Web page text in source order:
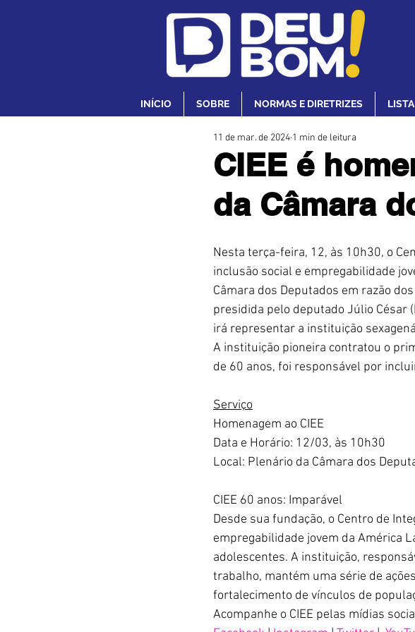
INÍCIO SOBRE NORMAS E DIRETRIZES
CIEE é
da Câmara
11 de mar. de 2024 1 min de leitura
Nesta terça-feira, 12, às 10h30, o
inclusão social e empregabilidade
Câmara dos Deputados em razão
presidida pelo deputado Júlio César
irá representar a instituição
A instituição pioneira contratou o
de 60 anos, foi responsável por
Serviço
Homenagem ao CIEE
Data e Horário: 12/03, às 10h30
Local: Plenário da Câmara dos
CIEE 60 anos: Imparável
Desde sua fundação, o Centro de
empregabilidade jovem da América
adolescentes. A instituição,
trabalho, mantém uma série de
fortalecimento de vínculos de
Acompanhe o CIEE pelas mídias